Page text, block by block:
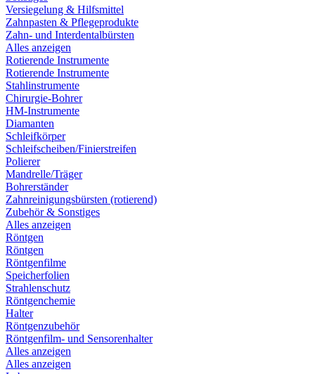
Versiegelung & Hilfsmittel
Zahnpasten & Pflegeprodukte
Zahn- und Interdentalbürsten
Alles anzeigen
Rotierende Instrumente
Rotierende Instrumente
Stahlinstrumente
Chirurgie-Bohrer
HM-Instrumente
Diamanten
Schleifkörper
Schleifscheiben/Finierstreifen
Polierer
Mandrelle/Träger
Bohrerständer
Zahnreinigungsbürsten (rotierend)
Zubehör & Sonstiges
Alles anzeigen
Röntgen
Röntgen
Röntgenfilme
Speicherfolien
Strahlenschutz
Röntgenchemie
Halter
Röntgenzubehör
Röntgenfilm- und Sensorenhalter
Alles anzeigen
Alles anzeigen